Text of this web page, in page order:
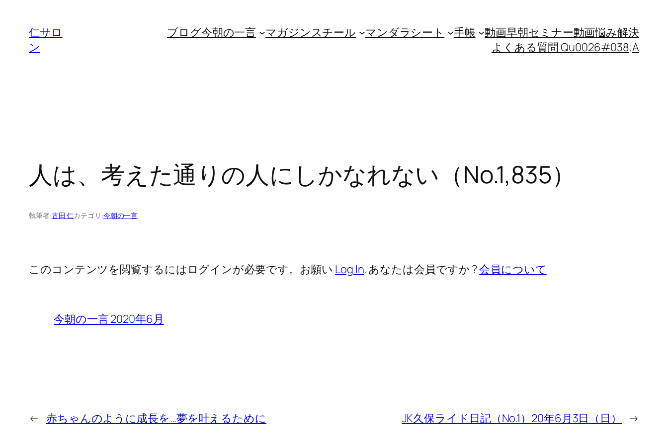
仁サロ
ン
ブログ今朝の一言 マガジンスチール マンダラシート 手帳 動画早朝セミナー動画悩み解決
よくある質問 Qu0026#038;A
人は、考えた通りの人にしかなれない（No.1,835）
執筆者:古田 仁カテゴリ:今朝の一言
このコンテンツを閲覧するにはログインが必要です。お願い Log In. あなたは会員ですか ?会員について
今朝の一言 2020年6月
← 赤ちゃんのように成長を…夢を叶えるために JK久保ライド日記（No.1）20年6月3日（日） →